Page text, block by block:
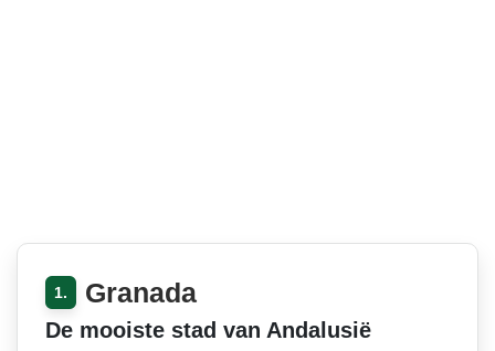
1. Granada
De mooiste stad van Andalusië